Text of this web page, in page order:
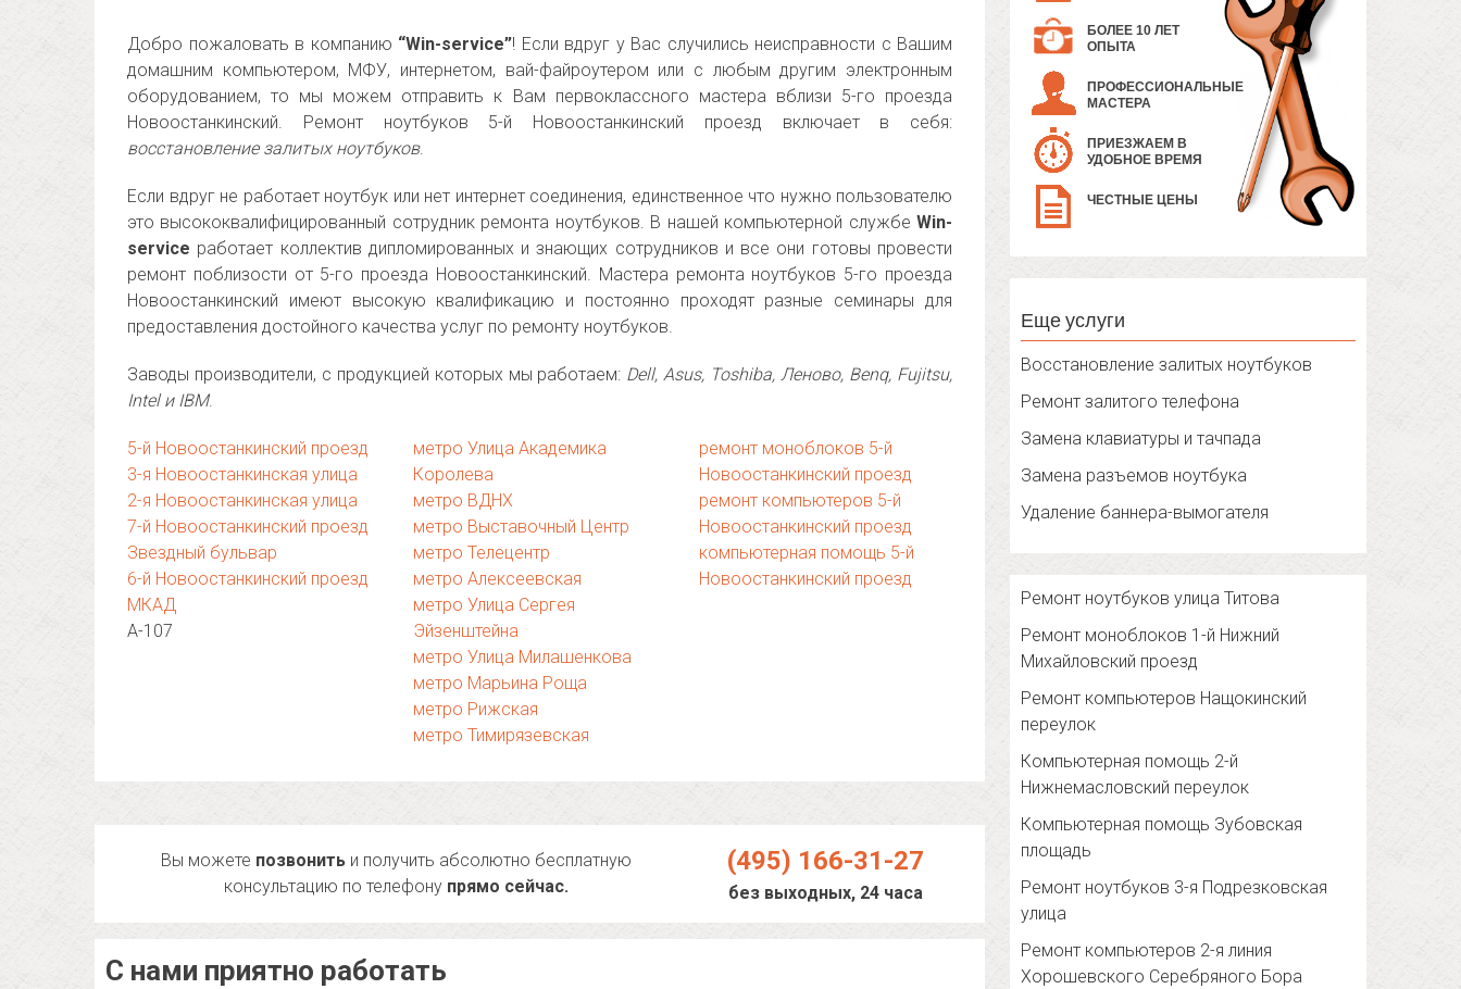
Добро пожаловать в компанию “Win-service”! Если вдруг у Вас случились неисправности с Вашим
домашним компьютером, МФУ, интернетом, вай-файроутером или с любым другим электронным
оборудованием, то мы можем отправить к Вам первоклассного мастера вблизи 5-го проезда
Новоостанкинский. Ремонт ноутбуков 5-й Новоостанкинский проезд включает в себя:
восстановление залитых ноутбуков.
Если вдруг не работает ноутбук или нет интернет соединения, единственное что нужно пользователю
это высококвалифицированный сотрудник ремонта ноутбуков. В нашей компьютерной службе Win-
service работает коллектив дипломированных и знающих сотрудников и все они готовы провести
ремонт поблизости от 5-го проезда Новоостанкинский. Мастера ремонта ноутбуков 5-го проезда
Новоостанкинский имеют высокую квалификацию и постоянно проходят разные семинары для
предоставления достойного качества услуг по ремонту ноутбуков.
Заводы производители, с продукцией которых мы работаем: Dell, Asus, Toshiba, Леново, Benq, Fujitsu,
Intel и IBM.
5-й Новоостанкинский проезд
3-я Новоостанкинская улица
2-я Новоостанкинская улица
7-й Новоостанкинский проезд
Звездный бульвар
6-й Новоостанкинский проезд
МКАД
А-107
метро Улица Академика
Королева
метро ВДНХ
метро Выставочный Центр
метро Телецентр
метро Алексеевская
метро Улица Сергея
Эйзенштейна
метро Улица Милашенкова
метро Марьина Роща
метро Рижская
метро Тимирязевская
ремонт моноблоков 5-й
Новоостанкинский проезд
ремонт компьютеров 5-й
Новоостанкинский проезд
компьютерная помощь 5-й
Новоостанкинский проезд
Вы можете позвонить и получить абсолютно бесплатную
консультацию по телефону прямо сейчас.
(495) 166-31-27
без выходных, 24 часа
С нами приятно работать
БОЛЕЕ 10 ЛЕТ
ОПЫТА
ПРОФЕССИОНАЛЬНЫЕ
МАСТЕРА
ПРИЕЗЖАЕМ В
УДОБНОЕ ВРЕМЯ
ЧЕСТНЫЕ ЦЕНЫ
Еще услуги
Восстановление залитых ноутбуков
Ремонт залитого телефона
Замена клавиатуры и тачпада
Замена разъемов ноутбука
Удаление баннера-вымогателя
Ремонт ноутбуков улица Титова
Ремонт моноблоков 1-й Нижний
Михайловский проезд
Ремонт компьютеров Нащокинский
переулок
Компьютерная помощь 2-й
Нижнемасловский переулок
Компьютерная помощь Зубовская
площадь
Ремонт ноутбуков 3-я Подрезковская
улица
Ремонт компьютеров 2-я линия
Хорошевского Серебряного Бора